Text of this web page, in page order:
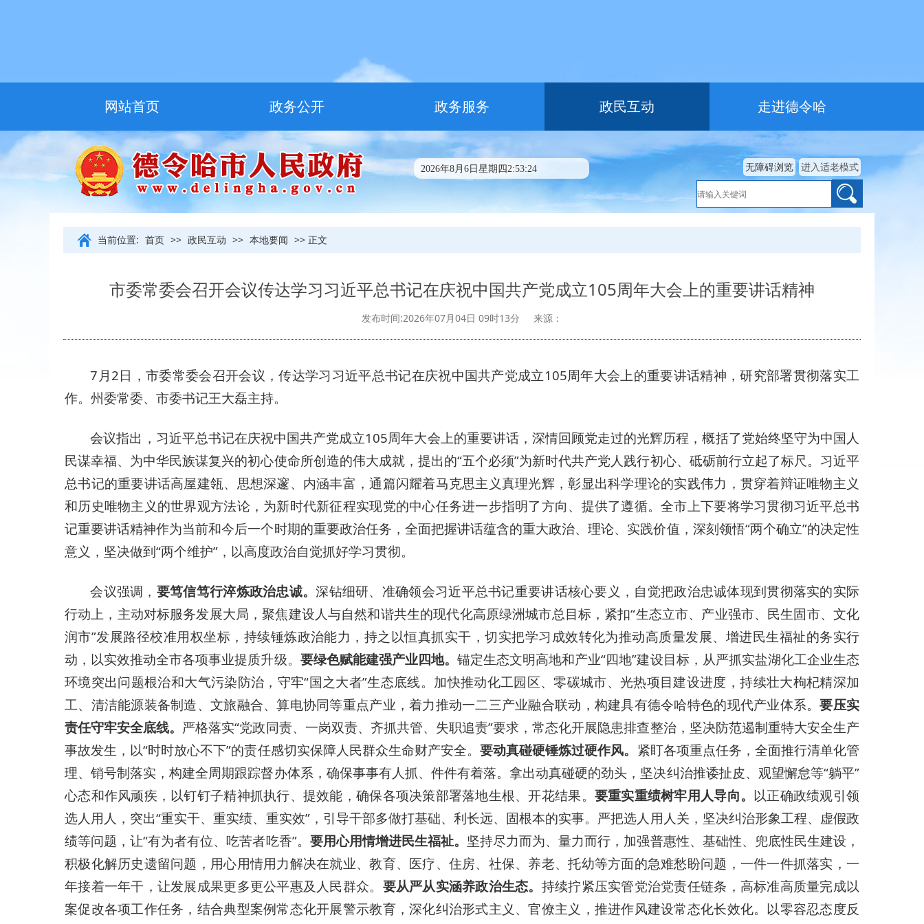
网站首页 政务公开 政务服务 政民互动 走进德令哈
友情链接
2026年8月6日星期四2:53:24 进入适老模式
无障碍浏览
当前位置: 首页 >> 政民互动 >> 本地要闻 >> 正文
市委常委会召开会议传达学习习近平总书记在庆祝中国共产党成立105周年大会上的重要讲话精神
发布时间:2026年07月04日 09时13分 来源：
7月2日，市委常委会召开会议，传达学习习近平总书记在庆祝中国共产党成立105周年大会上的重要讲话精神，研究部署贯彻落实工
作。州委常委、市委书记王大磊主持。
会议指出，习近平总书记在庆祝中国共产党成立105周年大会上的重要讲话，深情回顾党走过的光辉历程，概括了党始终坚守为中国人
民谋幸福、为中华民族谋复兴的初心使命所创造的伟大成就，提出的“五个必须”为新时代共产党人践行初心、砥砺前行立起了标尺。习近平
总书记的重要讲话高屋建瓴、思想深邃、内涵丰富，通篇闪耀着马克思主义真理光辉，彰显出科学理论的实践伟力，贯穿着辩证唯物主义
和历史唯物主义的世界观方法论，为新时代新征程实现党的中心任务进一步指明了方向、提供了遵循。全市上下要将学习贯彻习近平总书
记重要讲话精神作为当前和今后一个时期的重要政治任务，全面把握讲话蕴含的重大政治、理论、实践价值，深刻领悟“两个确立”的决定性
意义，坚决做到“两个维护”，以高度政治自觉抓好学习贯彻。
会议强调， 要笃信笃行淬炼政治忠诚。深钻细研、准确领会习近平总书记重要讲话核心要义，自觉把政治忠诚体现到贯彻落实的实际
行动上，主动对标服务发展大局，聚焦建设人与自然和谐共生的现代化高原绿洲城市总目标，紧扣“生态立市、产业强市、民生固市、文化
润市”发展路径校准用权坐标，持续锤炼政治能力，持之以恒真抓实干，切实把学习成效转化为推动高质量发展、增进民生福祉的务实行
动，以实效推动全市各项事业提质升级。 要绿色赋能建强产业四地。 锚定生态文明高地和产业“四地”建设目标，从严抓实盐湖化工企业生态
环境突出问题根治和大气污染防治，守牢“国之大者”生态底线。加快推动化工园区、零碳城市、光热项目建设进度，持续壮大枸杞精深加
工、清洁能源装备制造、文旅融合、算电协同等重点产业，着力推动一二三产业融合联动，构建具有德令哈特色的现代产业体系。要压实
责任守牢安全底线。 严格落实“党政同责、一岗双责、齐抓共管、失职追责”要求，常态化开展隐患排查整治，坚决防范遏制重特大安全生产
事故发生，以“时时放心不下”的责任感切实保障人民群众生命财产安全。要动真碰硬锤炼过硬作风。 紧盯各项重点任务，全面推行清单化管
理、销号制落实，构建全周期跟踪督办体系，确保事事有人抓、件件有着落。拿出动真碰硬的劲头，坚决纠治推诿扯皮、观望懈怠等“躺平”
心态和作风顽疾，以钉钉子精神抓执行、提效能，确保各项决策部署落地生根、开花结果。 要重实重绩树牢用人导向。 以正确政绩观引领
选人用人，突出“重实干、重实绩、重实效”，引导干部多做打基础、利长远、固根本的实事。严把选人用人关，坚决纠治形象工程、虚假政
绩等问题，让“有为者有位、吃苦者吃香”。 要用心用情增进民生福祉。 坚持尽力而为、量力而行，加强普惠性、基础性、兜底性民生建设，
积极化解历史遗留问题，用心用情用力解决在就业、教育、医疗、住房、社保、养老、托幼等方面的急难愁盼问题，一件一件抓落实，一
年接着一年干，让发展成果更多更公平惠及人民群众。 要从严从实涵养政治生态。 持续拧紧压实管党治党责任链条，高标准高质量完成以
案促改各项工作任务，结合典型案例常态化开展警示教育，深化纠治形式主义、官僚主义，推进作风建设常态化长效化。以零容忍态度反